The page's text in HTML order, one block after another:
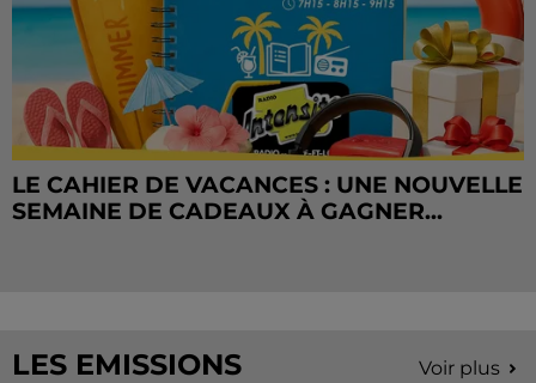
LE CAHIER DE VACANCES : UNE NOUVELLE
SEMAINE DE CADEAUX À GAGNER...
LES EMISSIONS Voir plus